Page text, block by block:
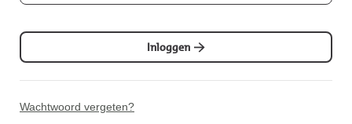
Inloggen
Wachtwoord vergeten?